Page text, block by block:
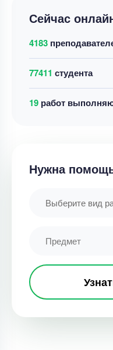
Сейчас
4183
77411 студента
23 работ
Нужна
Выберите вид